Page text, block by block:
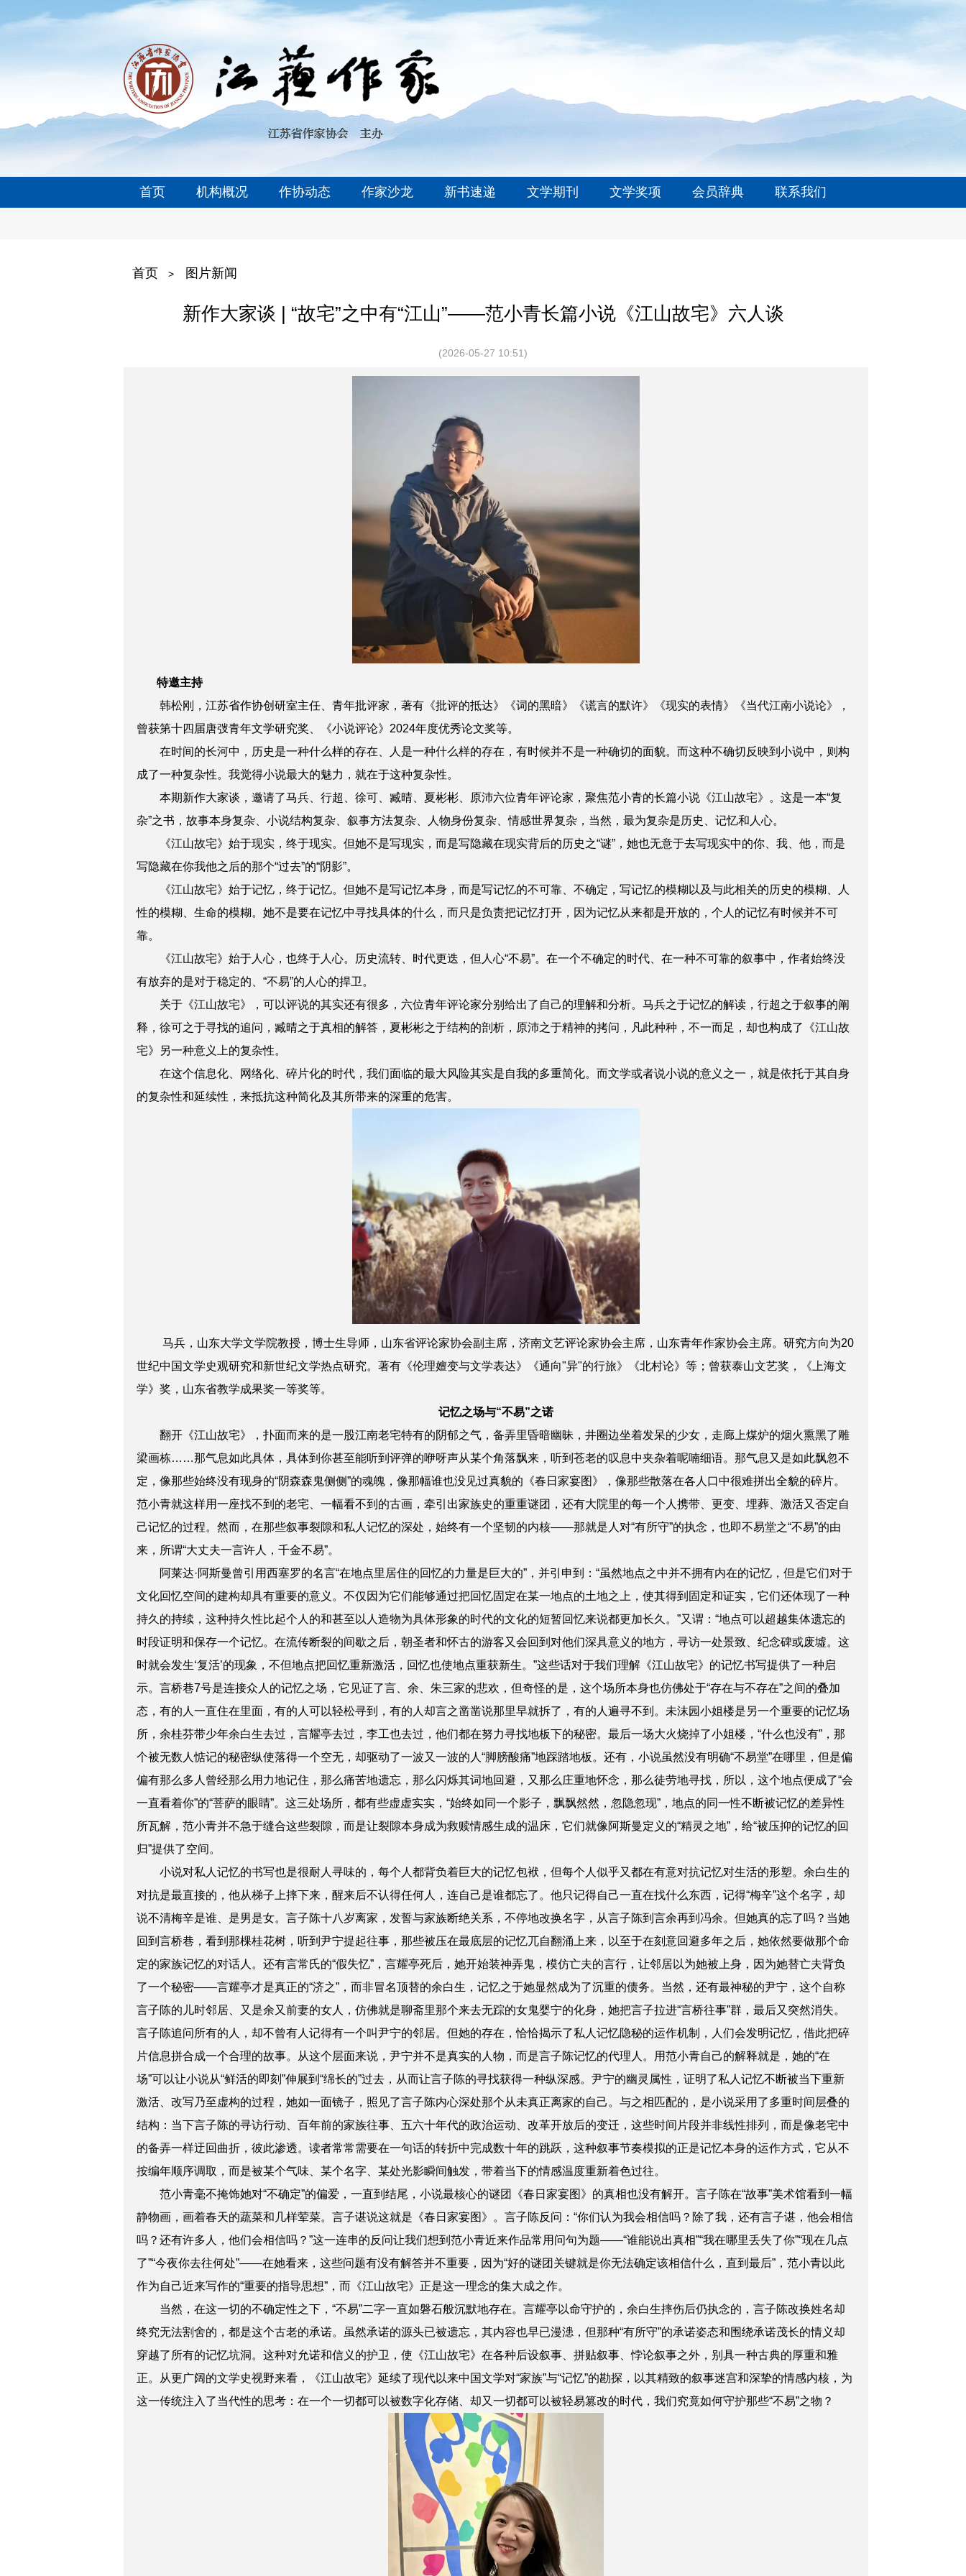
首页 机构概况 作协动态 作家沙龙 新书速递 文学期刊 文学奖项 会员辞典 联系我们
首页 > 图片新闻
新作大家谈 | “故宅”之中有“江山”——范小青长篇小说《江山故宅》六人谈
(2026-05-27 10:51)
特邀主持
韩松刚，江苏省作协创研室主任、青年批评家，著有《批评的抵达》《词的黑暗》《谎言的默许》《现实的表情》《当代江南小说论》，
曾获第十四届唐弢青年文学研究奖、《小说评论》2024年度优秀论文奖等。
在时间的长河中，历史是一种什么样的存在、人是一种什么样的存在，有时候并不是一种确切的面貌。而这种不确切反映到小说中，则构
成了一种复杂性。我觉得小说最大的魅力，就在于这种复杂性。
本期新作大家谈，邀请了马兵、行超、徐可、臧晴、夏彬彬、原沛六位青年评论家，聚焦范小青的长篇小说《江山故宅》。这是一本“复
杂”之书，故事本身复杂、小说结构复杂、叙事方法复杂、人物身份复杂、情感世界复杂，当然，最为复杂是历史、记忆和人心。
《江山故宅》始于现实，终于现实。但她不是写现实，而是写隐藏在现实背后的历史之“谜”，她也无意于去写现实中的你、我、他，而是
写隐藏在你我他之后的那个“过去”的“阴影”。
《江山故宅》始于记忆，终于记忆。但她不是写记忆本身，而是写记忆的不可靠、不确定，写记忆的模糊以及与此相关的历史的模糊、人
性的模糊、生命的模糊。她不是要在记忆中寻找具体的什么，而只是负责把记忆打开，因为记忆从来都是开放的，个人的记忆有时候并不可
靠。
《江山故宅》始于人心，也终于人心。历史流转、时代更迭，但人心“不易”。在一个不确定的时代、在一种不可靠的叙事中，作者始终没
有放弃的是对于稳定的、“不易”的人心的捍卫。
关于《江山故宅》，可以评说的其实还有很多，六位青年评论家分别给出了自己的理解和分析。马兵之于记忆的解读，行超之于叙事的阐
释，徐可之于寻找的追问，臧晴之于真相的解答，夏彬彬之于结构的剖析，原沛之于精神的拷问，凡此种种，不一而足，却也构成了《江山故
宅》另一种意义上的复杂性。
在这个信息化、网络化、碎片化的时代，我们面临的最大风险其实是自我的多重简化。而文学或者说小说的意义之一，就是依托于其自身
的复杂性和延续性，来抵抗这种简化及其所带来的深重的危害。
马兵，山东大学文学院教授，博士生导师，山东省评论家协会副主席，济南文艺评论家协会主席，山东青年作家协会主席。研究方向为20
世纪中国文学史观研究和新世纪文学热点研究。著有《伦理嬗变与文学表达》《通向"异"的行旅》《北村论》等；曾获泰山文艺奖，《上海文
学》奖，山东省教学成果奖一等奖等。
记忆之场与“不易”之诺
翻开《江山故宅》，扑面而来的是一股江南老宅特有的阴郁之气，备弄里昏暗幽昧，井圈边坐着发呆的少女，走廊上煤炉的烟火熏黑了雕
梁画栋……那气息如此具体，具体到你甚至能听到评弹的咿呀声从某个角落飘来，听到苍老的叹息中夹杂着呢喃细语。那气息又是如此飘忽不
定，像那些始终没有现身的“阴森森鬼侧侧”的魂魄，像那幅谁也没见过真貌的《春日家宴图》，像那些散落在各人口中很难拼出全貌的碎片。
范小青就这样用一座找不到的老宅、一幅看不到的古画，牵引出家族史的重重谜团，还有大院里的每一个人携带、更变、埋葬、激活又否定自
己记忆的过程。然而，在那些叙事裂隙和私人记忆的深处，始终有一个坚韧的内核——那就是人对“有所守”的执念，也即不易堂之“不易”的由
来，所谓“大丈夫一言许人，千金不易”。
阿莱达·阿斯曼曾引用西塞罗的名言“在地点里居住的回忆的力量是巨大的”，并引申到：“虽然地点之中并不拥有内在的记忆，但是它们对于
文化回忆空间的建构却具有重要的意义。不仅因为它们能够通过把回忆固定在某一地点的土地之上，使其得到固定和证实，它们还体现了一种
持久的持续，这种持久性比起个人的和甚至以人造物为具体形象的时代的文化的短暂回忆来说都更加长久。”又谓：“地点可以超越集体遗忘的
时段证明和保存一个记忆。在流传断裂的间歇之后，朝圣者和怀古的游客又会回到对他们深具意义的地方，寻访一处景致、纪念碑或废墟。这
时就会发生‘复活’的现象，不但地点把回忆重新激活，回忆也使地点重获新生。”这些话对于我们理解《江山故宅》的记忆书写提供了一种启
示。言桥巷7号是连接众人的记忆之场，它见证了言、余、朱三家的悲欢，但奇怪的是，这个场所本身也仿佛处于“存在与不存在”之间的叠加
态，有的人一直住在里面，有的人可以轻松寻到，有的人却言之凿凿说那里早就拆了，有的人遍寻不到。未沫园小姐楼是另一个重要的记忆场
所，余桂芬带少年余白生去过，言耀亭去过，李工也去过，他们都在努力寻找地板下的秘密。最后一场大火烧掉了小姐楼，“什么也没有”，那
个被无数人惦记的秘密纵使落得一个空无，却驱动了一波又一波的人“脚膀酸痛”地踩踏地板。还有，小说虽然没有明确“不易堂”在哪里，但是偏
偏有那么多人曾经那么用力地记住，那么痛苦地遗忘，那么闪烁其词地回避，又那么庄重地怀念，那么徒劳地寻找，所以，这个地点便成了“会
一直看着你”的“菩萨的眼睛”。这三处场所，都有些虚虚实实，“始终如同一个影子，飘飘然然，忽隐忽现”，地点的同一性不断被记忆的差异性
所瓦解，范小青并不急于缝合这些裂隙，而是让裂隙本身成为救赎情感生成的温床，它们就像阿斯曼定义的“精灵之地”，给“被压抑的记忆的回
归”提供了空间。
小说对私人记忆的书写也是很耐人寻味的，每个人都背负着巨大的记忆包袱，但每个人似乎又都在有意对抗记忆对生活的形塑。余白生的
对抗是最直接的，他从梯子上摔下来，醒来后不认得任何人，连自己是谁都忘了。他只记得自己一直在找什么东西，记得“梅辛”这个名字，却
说不清梅辛是谁、是男是女。言子陈十八岁离家，发誓与家族断绝关系，不停地改换名字，从言子陈到言余再到冯余。但她真的忘了吗？当她
回到言桥巷，看到那棵桂花树，听到尹宁提起往事，那些被压在最底层的记忆兀自翻涌上来，以至于在刻意回避多年之后，她依然要做那个命
定的家族记忆的对话人。还有言常氏的“假失忆”，言耀亭死后，她开始装神弄鬼，模仿亡夫的言行，让邻居以为她被上身，因为她替亡夫背负
了一个秘密——言耀亭才是真正的“济之”，而非冒名顶替的余白生，记忆之于她显然成为了沉重的债务。当然，还有最神秘的尹宁，这个自称
言子陈的儿时邻居、又是余又前妻的女人，仿佛就是聊斋里那个来去无踪的女鬼婴宁的化身，她把言子拉进“言桥往事”群，最后又突然消失。
言子陈追问所有的人，却不曾有人记得有一个叫尹宁的邻居。但她的存在，恰恰揭示了私人记忆隐秘的运作机制，人们会发明记忆，借此把碎
片信息拼合成一个合理的故事。从这个层面来说，尹宁并不是真实的人物，而是言子陈记忆的代理人。用范小青自己的解释就是，她的“在
场”可以让小说从“鲜活的即刻”伸展到“绵长的”过去，从而让言子陈的寻找获得一种纵深感。尹宁的幽灵属性，证明了私人记忆不断被当下重新
激活、改写乃至虚构的过程，她如一面镜子，照见了言子陈内心深处那个从未真正离家的自己。与之相匹配的，是小说采用了多重时间层叠的
结构：当下言子陈的寻访行动、百年前的家族往事、五六十年代的政治运动、改革开放后的变迁，这些时间片段并非线性排列，而是像老宅中
的备弄一样迂回曲折，彼此渗透。读者常常需要在一句话的转折中完成数十年的跳跃，这种叙事节奏模拟的正是记忆本身的运作方式，它从不
按编年顺序调取，而是被某个气味、某个名字、某处光影瞬间触发，带着当下的情感温度重新着色过往。
范小青毫不掩饰她对“不确定”的偏爱，一直到结尾，小说最核心的谜团《春日家宴图》的真相也没有解开。言子陈在“故事”美术馆看到一幅
静物画，画着春天的蔬菜和几样荤菜。言子谌说这就是《春日家宴图》。言子陈反问：“你们认为我会相信吗？除了我，还有言子谌，他会相信
吗？还有许多人，他们会相信吗？”这一连串的反问让我们想到范小青近来作品常用问句为题——“谁能说出真相”“我在哪里丢失了你”“现在几点
了”“今夜你去往何处”——在她看来，这些问题有没有解答并不重要，因为“好的谜团关键就是你无法确定该相信什么，直到最后”，范小青以此
作为自己近来写作的“重要的指导思想”，而《江山故宅》正是这一理念的集大成之作。
当然，在这一切的不确定性之下，“不易”二字一直如磐石般沉默地存在。言耀亭以命守护的，余白生摔伤后仍执念的，言子陈改换姓名却
终究无法割舍的，都是这个古老的承诺。虽然承诺的源头已被遗忘，其内容也早已漫漶，但那种“有所守”的承诺姿态和围绕承诺茂长的情义却
穿越了所有的记忆坑洞。这种对允诺和信义的护卫，使《江山故宅》在各种后设叙事、拼贴叙事、悖论叙事之外，别具一种古典的厚重和雅
正。从更广阔的文学史视野来看，《江山故宅》延续了现代以来中国文学对“家族”与“记忆”的勘探，以其精致的叙事迷宫和深挚的情感内核，为
这一传统注入了当代性的思考：在一个一切都可以被数字化存储、却又一切都可以被轻易篡改的时代，我们究竟如何守护那些“不易”之物？